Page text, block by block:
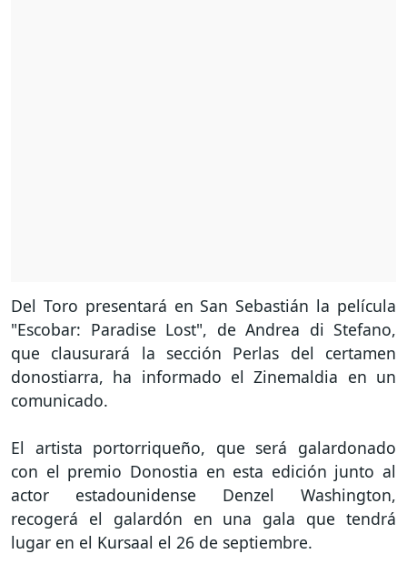
Del Toro presentará en San Sebastián la película
"Escobar: Paradise Lost", de Andrea di Stefano,
que clausurará la sección Perlas del certamen
donostiarra, ha informado el Zinemaldia en un
comunicado.
El artista portorriqueño, que será galardonado
con el premio Donostia en esta edición junto al
actor estadounidense Denzel Washington,
recogerá el galardón en una gala que tendrá
lugar en el Kursaal el 26 de septiembre.